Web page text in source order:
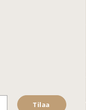
Tilaa